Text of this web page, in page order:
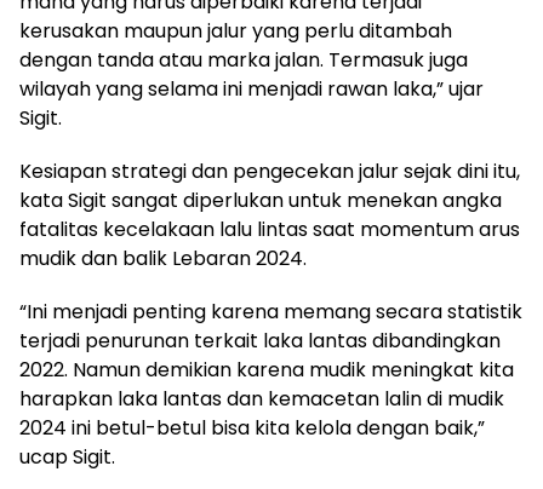
kerusakan maupun jalur yang perlu ditambah
dengan tanda atau marka jalan. Termasuk juga
wilayah yang selama ini menjadi rawan laka,” ujar
Sigit.
Kesiapan strategi dan pengecekan jalur sejak dini itu,
kata Sigit sangat diperlukan untuk menekan angka
fatalitas kecelakaan lalu lintas saat momentum arus
mudik dan balik Lebaran 2024.
“Ini menjadi penting karena memang secara statistik
terjadi penurunan terkait laka lantas dibandingkan
2022. Namun demikian karena mudik meningkat kita
harapkan laka lantas dan kemacetan lalin di mudik
2024 ini betul-betul bisa kita kelola dengan baik,”
ucap Sigit.